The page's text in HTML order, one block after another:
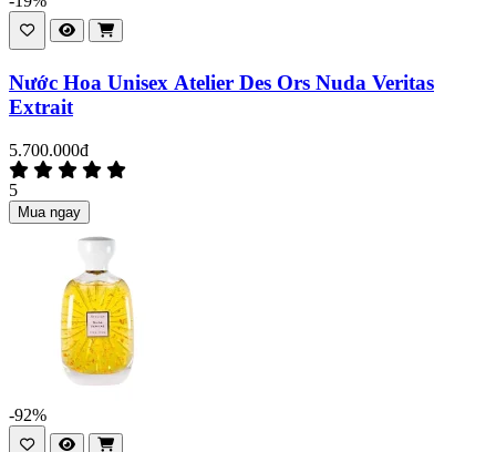
Nước Hoa Unisex Atelier Des Ors Nuda Veritas
Extrait
5.700.000đ
5
Mua ngay
-92%